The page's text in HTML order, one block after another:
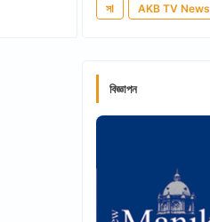
সl AKB TV News
বিজ্ঞাপন